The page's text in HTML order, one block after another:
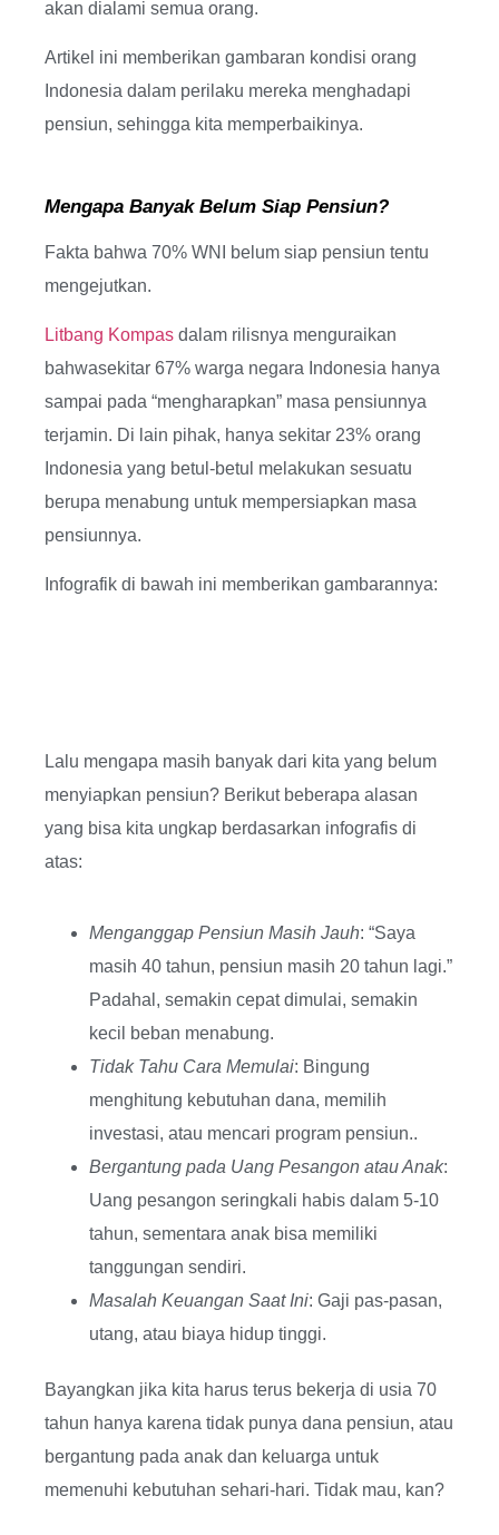
akan dialami semua orang.
Artikel ini memberikan gambaran kondisi orang
Indonesia dalam perilaku mereka menghadapi
pensiun, sehingga kita memperbaikinya.
Mengapa Banyak Belum Siap Pensiun?
Fakta bahwa 70% WNI belum siap pensiun tentu
mengejutkan.
Litbang Kompas dalam rilisnya menguraikan
bahwasekitar 67% warga negara Indonesia hanya
sampai pada “mengharapkan” masa pensiunnya
terjamin. Di lain pihak, hanya sekitar 23% orang
Indonesia yang betul-betul melakukan sesuatu
berupa menabung untuk mempersiapkan masa
pensiunnya.
Infografik di bawah ini memberikan gambarannya:
Lalu mengapa masih banyak dari kita yang belum
menyiapkan pensiun? Berikut beberapa alasan
yang bisa kita ungkap berdasarkan infografis di
atas:
Menganggap Pensiun Masih Jauh: “Saya
masih 40 tahun, pensiun masih 20 tahun lagi.”
Padahal, semakin cepat dimulai, semakin
kecil beban menabung.
Tidak Tahu Cara Memulai: Bingung
menghitung kebutuhan dana, memilih
investasi, atau mencari program pensiun..
Bergantung pada Uang Pesangon atau Anak:
Uang pesangon seringkali habis dalam 5-10
tahun, sementara anak bisa memiliki
tanggungan sendiri.
Masalah Keuangan Saat Ini: Gaji pas-pasan,
utang, atau biaya hidup tinggi.
Bayangkan jika kita harus terus bekerja di usia 70
tahun hanya karena tidak punya dana pensiun, atau
bergantung pada anak dan keluarga untuk
memenuhi kebutuhan sehari-hari. Tidak mau, kan?